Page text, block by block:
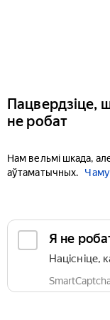
Пацвердзіце,
не робат
Нам вельмі шкада,
аўтаматычных.
Чаму
Я не
Націсніце,